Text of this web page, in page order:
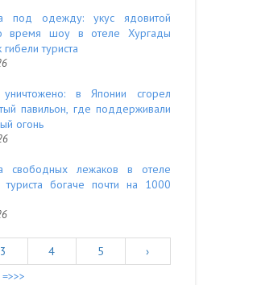
под одежду: укус ядовитой
время шоу в отеле Хургады
туриста
в Японии сгорел
павильон, где поддерживали
огонь
свободных лежаков в отеле
туриста богаче почти на 1000
3 4 5
›